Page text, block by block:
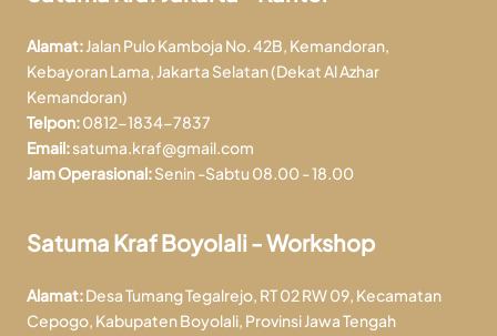
Alamat: Jalan Pulo Kamboja No. 42B, Kemandoran,
Kebayoran Lama, Jakarta Selatan (Dekat Al Azhar
Kemandoran)
Telpon:0812-1834-7837
Email:satuma.kraf@gmail.com
Jam Operasional:Senin -Sabtu 08.00 - 18.00
Satuma Kraf Boyolali - Workshop
Alamat:Desa Tumang Tegalrejo, RT 02 RW 09, Kecamatan
Cepogo, Kabupaten Boyolali, Provinsi Jawa Tengah